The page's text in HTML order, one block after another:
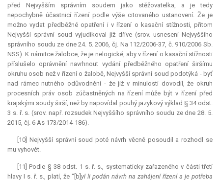
před Nejvyšším správním soudem jako stěžovatelka, a je tedy
nepochybně účastnicí řízení podle výše citovaného ustanovení. Že je
možno vydat předběžné opatření i v řízení o kasační stížnosti, přitom
Nejvyšší správní soud vyjudikoval již dříve (srov. usnesení Nejvyššího
správního soudu ze dne 24. 5. 2006, čj. Na 112/2006-37, č. 910/2006 Sb.
NSS). K námitce žalobce, že je nelogické, aby v řízení o kasační stížnosti
příslušelo oprávnění navrhnout vydání předběžného opatření širšímu
okruhu osob než v řízení o žalobě, Nejvyšší správní soud podotýká - byť
nad rámec nutného odůvodnění - že již v minulosti dovodil, že okruh
procesních práv osob zúčastněných na řízení může být v řízení před
krajskými soudy širší, než by napovídal pouhý jazykový výklad § 34 odst.
3 s. ř. s. (srov. např. rozsudek Nejvyššího správního soudu ze dne 28. 5.
2015, čj. 6 As 173/2014-186).
[10] Nejvyšší správní soud poté návrh věcně posoudil a rozhodl se
mu vyhovět.
[11] Podle § 38 odst. 1 s. ř. s., systematicky zařazeného v části třetí
hlavy I s. ř. s., platí, že "[b] yl li podán návrh na zahájení řízení a je potřeba